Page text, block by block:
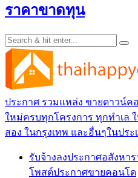
ราคาขาดทุน
ประกาศ รวมแหล่ง ขายดาวน์
ใหม่ครบทุกโครงการ ทุกทำเล
สอง ในกรุงเทพ และอื่นๆในปร
รับจ้างลงประกาศอสังหา
โพสต์ประกาศขายคอนโด